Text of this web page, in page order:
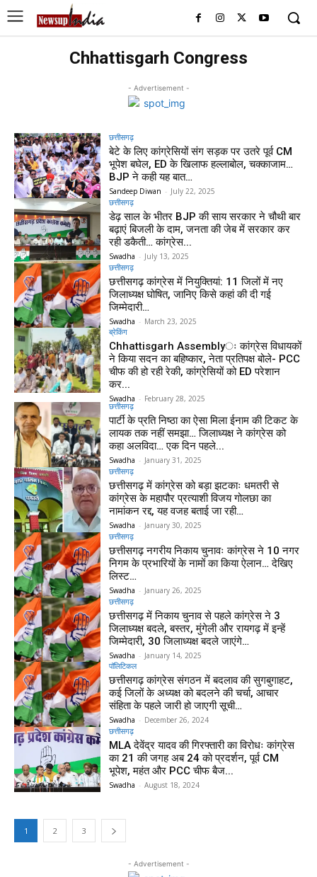
Chhattisgarh Congress
- Advertisement -
छत्तीसगढ़
बेटे के लिए कांग्रेसियों संग सड़क पर उतरे पूर्व CM
भूपेश बघेल, ED के खिलाफ हल्लाबोल, चक्काजाम…
BJP ने कही यह बात…
Sandeep Diwan - July 22, 2025
छत्तीसगढ़
डेढ़ साल के भीतर BJP की साय सरकार ने चौथी बार
बढ़ाएं बिजली के दाम, जनता की जेब में सरकार कर
रही डकैती… कांग्रेस...
Swadha - July 13, 2025
छत्तीसगढ़
छत्तीसगढ़ कांग्रेस में नियुक्तियां: 11 जिलों में नए
जिलाध्यक्ष घोषित, जानिए किसे कहां की दी गई
जिम्मेदारी…
Swadha - March 23, 2025
ब्रेकिंग
Chhattisgarh Assemblyः कांग्रेस विधायकों
ने किया सदन का बहिष्कार, नेता प्रतिपक्ष बोले- PCC
चीफ की हो रही रेकी, कांग्रेसियों को ED परेशान
कर...
Swadha - February 28, 2025
छत्तीसगढ़
पार्टी के प्रति निष्ठा का ऐसा मिला ईनाम की टिकट के
लायक तक नहीं समझा… जिलाध्यक्ष ने कांग्रेस को
कहा अलविदा… एक दिन पहले...
Swadha - January 31, 2025
छत्तीसगढ़
छत्तीसगढ़ में कांग्रेस को बड़ा झटकाः धमतरी से
कांग्रेस के महापौर प्रत्याशी विजय गोलछा का
नामांकन रद्द, यह वजह बताई जा रही…
Swadha - January 30, 2025
छत्तीसगढ़
छत्तीसगढ़ नगरीय निकाय चुनावः कांग्रेस ने 10 नगर
निगम के प्रभारियों के नामों का किया ऐलान… देखिए
लिस्ट…
Swadha - January 26, 2025
छत्तीसगढ़
छत्तीसगढ़ में निकाय चुनाव से पहले कांग्रेस ने 3
जिलाध्यक्ष बदले, बस्तर, मुंगेली और रायगढ़ में इन्हें
जिम्मेदारी, 30 जिलाध्यक्ष बदले जाएंगे…
Swadha - January 14, 2025
पॉलिटिकल
छत्तीसगढ़ कांग्रेस संगठन में बदलाव की सुगबुगाहट,
कई जिलों के अध्यक्ष को बदलने की चर्चा, आचार
संहिता के पहले जारी हो जाएगी सूची…
Swadha - December 26, 2024
छत्तीसगढ़
MLA देवेंद्र यादव की गिरफ्तारी का विरोधः कांग्रेस
का 21 की जगह अब 24 को प्रदर्शन, पूर्व CM
भूपेश, महंत और PCC चीफ बैज...
Swadha - August 18, 2024
1 2 3
- Advertisement -